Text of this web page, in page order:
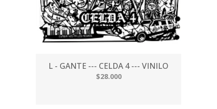
L - GANTE --- CELDA 4 --- VINILO
$28.000